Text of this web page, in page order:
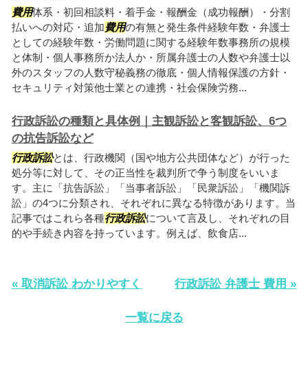
費用体系・初回相談料・着手金・報酬金（成功報酬）・分割
払いへの対応・追加費用の有無と発生条件経験年数・弁護士
としての経験年数・労働問題に関する経験年数事務所の規模
と体制・個人事務所か法人か・所属弁護士の人数や弁護士以
外のスタッフの人数守秘義務の徹底・個人情報保護の方針・
セキュリティ対策他士業との連携・社会保険労務...
行政訴訟の種類と具体例｜主観訴訟と客観訴訟、6つ
の抗告訴訟など
行政訴訟とは、行政機関（国や地方公共団体など）が行った
処分等に対して、その正当性を裁判所で争う制度をいいま
す。主に「抗告訴訟」「当事者訴訟」「民衆訴訟」「機関訴
訟」の4つに分類され、それぞれに異なる特徴があります。当
記事ではこれら各種行政訴訟について言及し、それぞれの目
的や手続き内容を持っています。例えば、飲食店...
« 取消訴訟 わかりやすく 行政訴訟 弁護士 費用 »
一覧に戻る